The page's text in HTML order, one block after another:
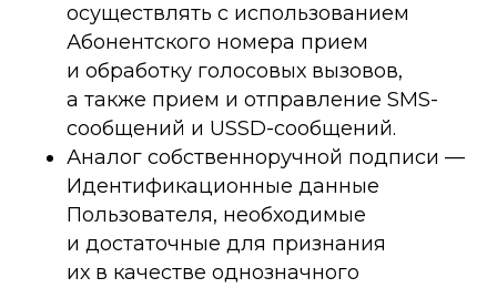
осуществлять с использованием
Абонентского номера прием
и обработку голосовых вызовов,
а также прием и отправление SMS-
сообщений и USSD-сообщений.
Аналог собственноручной подписи —
Идентификационные данные
Пользователя, необходимые
и достаточные для признания
их в качестве однозначного